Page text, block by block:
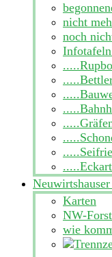
nicht
noch
Infotafeln
Karten
NW-
wie